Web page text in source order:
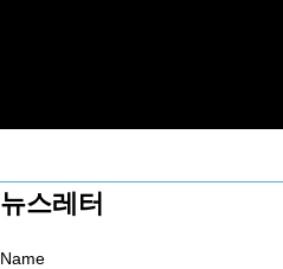
뉴스레터
Name